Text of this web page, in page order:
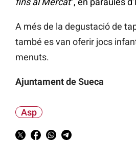
A més de la degustació de
també es van oferir jocs
menuts.
Ajuntament de Sueca
Asp